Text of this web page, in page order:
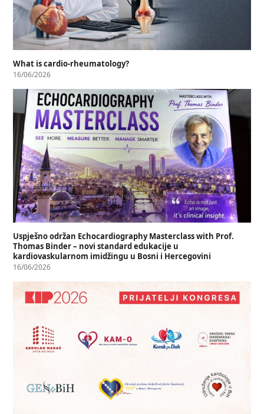
What is cardio-rheumatology?
16/06/2026
Uspješno održan Echocardiography Masterclass with Prof.
Thomas Binder – novi standard edukacije u
kardiovaskularnom imidžingu u Bosni i Hercegovini
16/06/2026